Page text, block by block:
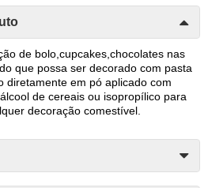
de bolo,cupcakes,chocolates nas
que possa ser decorado com pasta
diretamente em pó aplicado com
de cereais ou isopropílico para
decoração comestível.